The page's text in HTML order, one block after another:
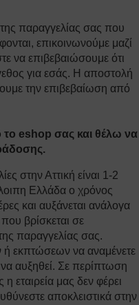
παραγγελίας σας που
επικοινωνούμε μαζί
να επιβεβαιώσουμε ότι
για εσάς. Η αποστολή
την επιβεβαίωση από
eshop σας και θέλω να
στην Αττική είναι 1-2
Ελλάδα ο χρόνος
και αυξάνεται ανάλογα
βρίσκεται σε
παραγγελίας σας.
εκπτώσεων να αναμένετε
αυξηθεί. Σε περίπτωση
εταιρεία μας δεν φέρει
αποκλειστικά στην